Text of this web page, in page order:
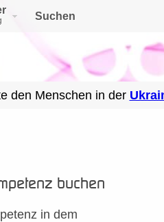
Suchen
den Menschen in der
buchen
in dem